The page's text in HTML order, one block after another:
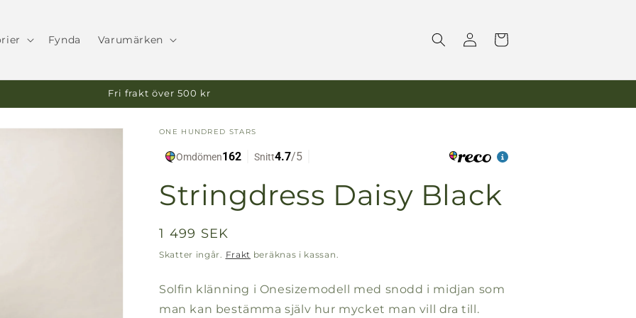
Fynda Varumärken
Logga
Varukorg
Fri frakt över 500 kr
ONE HUNDRED STARS
Stringdress Daisy Black
Ordinarie
pris
1 499 SEK
Skatter ingår. Frakt beräknas i kassan.
Solfin klänning i Onesizemodell med snodd i midjan som
man kan bestämma själv hur mycket man vill dra till.